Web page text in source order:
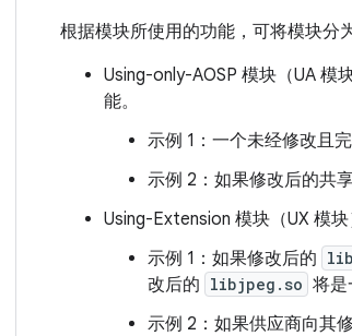
根据模块所使用的功能，可将模块分
Using-only-AOSP 模块（UA 模
能。
示例 1： 一个未经修改且
示例 2： 如果修改后的共
Using-Extension 模块（UX 模
示例 1： 如果修改后的
改后的 libjpeg.so 将是
示例 2： 如果供应商向其